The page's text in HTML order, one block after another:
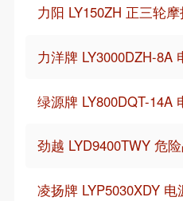
力阳 LY150ZH 正三轮
力洋牌 LY3000DZH-8A
绿源牌 LY800DQT-14A
劲越 LYD9400TWY 危
凌扬牌 LYP5030XDY 电